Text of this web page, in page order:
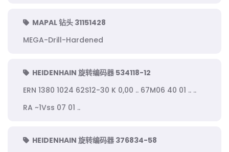
MAPAL 钻头 31151428
MEGA-Drill-Hardened
HEIDENHAIN 旋转编码器 534118-12
ERN 1380 1024 62S12-30 K 0,00 .. 67M06 40 01 .. ..
RA ~1Vss 07 01 ..
HEIDENHAIN 旋转编码器 376834-58